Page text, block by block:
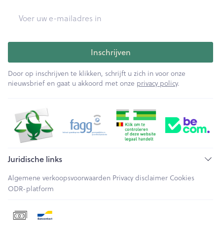
Inschrijven
Door op inschrijven te klikken, schrijft u zich in voor onze
nieuwsbrief en gaat u akkoord met onze privacy policy.
Juridische links
Algemene verkoopsvoorwaarden Privacy disclaimer Cookies
ODR-platform